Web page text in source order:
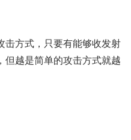
击方式，只要有能够收发射
但越是简单的攻击方式就越